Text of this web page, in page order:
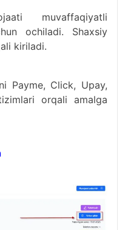
muvaffaqiyatli
ochiladi. Shaxsiy
kiriladi.
Payme, Click, Upay,
orqali amalga